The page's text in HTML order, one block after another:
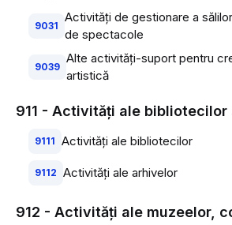
9031
Activităţi de gestionare a
de spectacole
9039
Alte activităţi-suport pentru
artistică
911 - Activităţi ale
9111 Activităţi ale bibliotecilor
9112 Activităţi ale arhivelor
912 - Activităţi ale muzeelor,